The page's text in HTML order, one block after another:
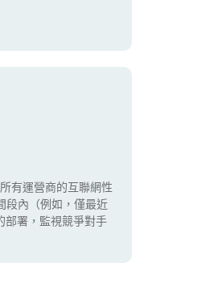
有運營商的互聯網性
段內（例如，僅最近
部署，監視競爭對手